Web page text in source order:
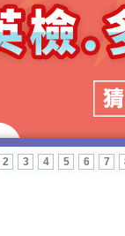
2 3 4 5 6 7